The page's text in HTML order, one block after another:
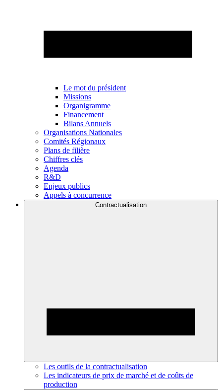
Le mot du président
Missions
Organigramme
Financement
Bilans Annuels
Organisations Nationales
Comités Régionaux
Plans de filière
Chiffres clés
Agenda
R&D
Enjeux publics
Appels à concurrence
Contractualisation
Les outils de la contractualisation
Les indicateurs de prix de marché et de coûts de
production